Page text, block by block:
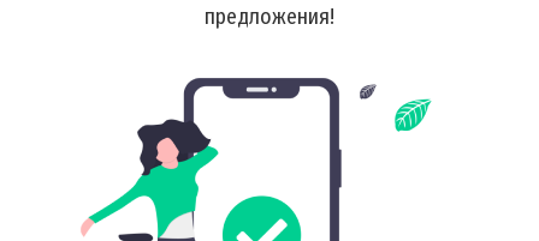
предложения!